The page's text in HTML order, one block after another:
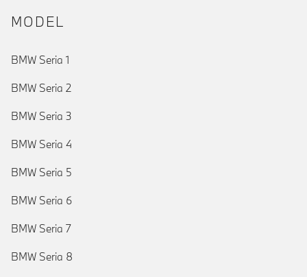
MODEL
BMW Seria 1
BMW Seria 2
BMW Seria 3
BMW Seria 4
BMW Seria 5
BMW Seria 6
BMW Seria 7
BMW Seria 8